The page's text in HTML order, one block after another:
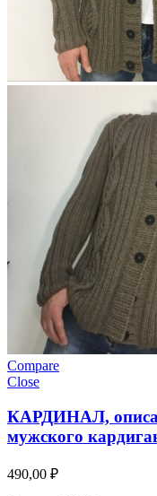
Compare
Close
КАРДИНАЛ,
мужского
490,00 ₽